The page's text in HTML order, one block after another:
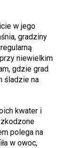
w jego
gradziny
niewielkim
gdzie grad
śladzie na
kwater i
polega na
w owoc,